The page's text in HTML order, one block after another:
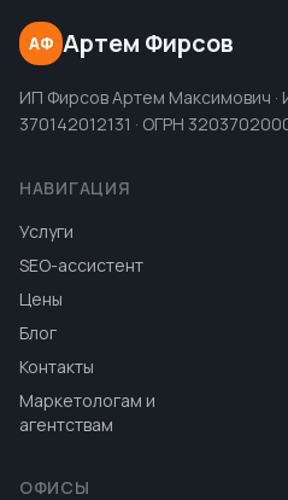
АФ Артем Фирсов
ИП Фирсов Артем Максимович ·
370142012131 · ОГРН
НАВИГАЦИЯ
Услуги
SEO-ассистент
Цены
Блог
Контакты
Маркетологам и
агентствам
ОФИСЫ